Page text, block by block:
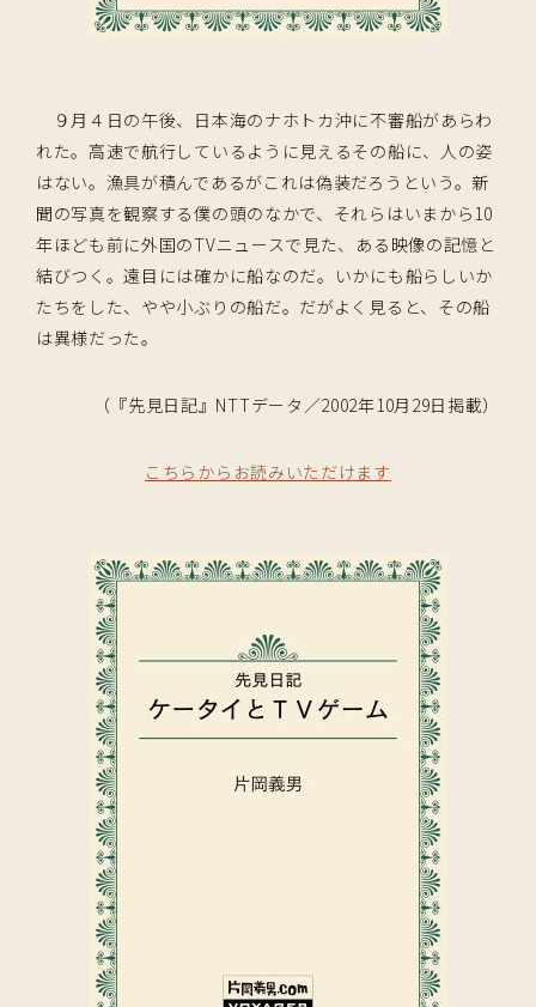
９月４日の午後、日本海のナホトカ沖に不審船があらわ
れた。高速で航行しているように見えるその船に、人の姿
はない。漁具が積んであるがこれは偽装だろうという。新
聞の写真を観察する僕の頭のなかで、それらはいまから10
年ほども前に外国のTVニュースで見た、ある映像の記憶と
結びつく。遠目には確かに船なのだ。いかにも船らしいか
たちをした、やや小ぶりの船だ。だがよく見ると、その船
は異様だった。
（『先見日記』NTTデータ／2002年10月29日掲載）
こちらからお読みいただけます